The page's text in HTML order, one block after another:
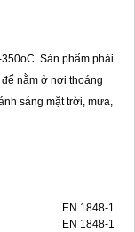
Sản phẩm phải
nằm ở nơi thoáng
sáng mặt trời, mưa,
EN 1848-1
EN 1848-1